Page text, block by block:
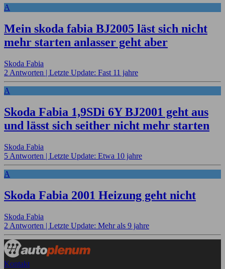
A
Mein skoda fabia BJ2005 läst sich nicht
mehr starten anlasser geht aber
Skoda Fabia
2 Antworten | Letzte Update: Fast 11 jahre
A
Skoda Fabia 1,9SDi 6Y BJ2001 geht aus
und lässt sich seither nicht mehr starten
Skoda Fabia
5 Antworten | Letzte Update: Etwa 10 jahre
A
Skoda Fabia 2001 Heizung geht nicht
Skoda Fabia
2 Antworten | Letzte Update: Mehr als 9 jahre
Kontakt